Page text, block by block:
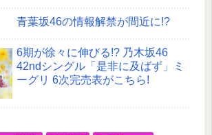
青葉坂46の情報解禁が間近に!?
6期が徐々に伸びる!? 乃木坂46
42ndシングル「是非に及ばず」ミ
ーグリ 6次完売表がこちら!